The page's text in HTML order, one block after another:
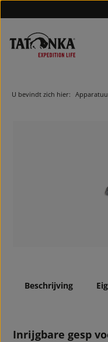
U bevindt zich hier:
Beschrijving
Inrijgbare gesp